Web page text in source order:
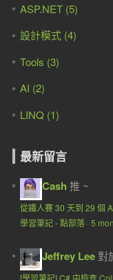
ASP.NET (5)
設計模式 (4)
Tools (3)
AI (2)
LINQ (1)
最新留言
Cash 推 ~
從鐵人賽 30 天到 29 個
學習筆記 - 點部落· 5
Jeffrey Lee對
[學習筆記] C# 中檢查